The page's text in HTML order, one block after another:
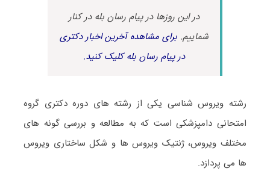
در این روزها در پیام رسان بله در کنار
شماییم.برای مشاهده آخرین اخبار دکتری
در پیام رسان بله کلیک کنید.
رشته وﻳﺮوس ﺷﻨﺎسی یکی از رشته های دوره دکتری گروه
امتحانی دامپزشکی است که به مطالعه و بررسی گونه های
مختلف ویروس، ژنتیک ویروس ها و شکل ساختاری ویروس
ها می پردازد.